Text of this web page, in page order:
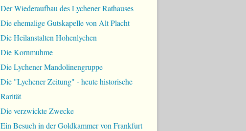
Der Wiederaufbau des Lychener Rathauses
Die ehemalige Gutskapelle von Alt Placht
Die Heilanstalten Hohenlychen
Die Kornmuhme
Die Lychener Mandolinengruppe
Die "Lychener Zeitung" - heute historische
Rarität
Die verzwickte Zwecke
Ein Besuch in der Goldkammer von Frankfurt